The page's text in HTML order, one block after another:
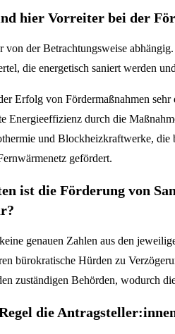
hier Vorreiter bei der
von der Betrachtungsweise
die energetisch saniert werden
Erfolg von Fördermaßnahmen
Energieeffizienz durch die
und Blockheizkraftwerke, die
gefördert.
ist die Förderung von
genauen Zahlen aus den
bürokratische Hürden zu
zuständigen Behörden, wodurch
die